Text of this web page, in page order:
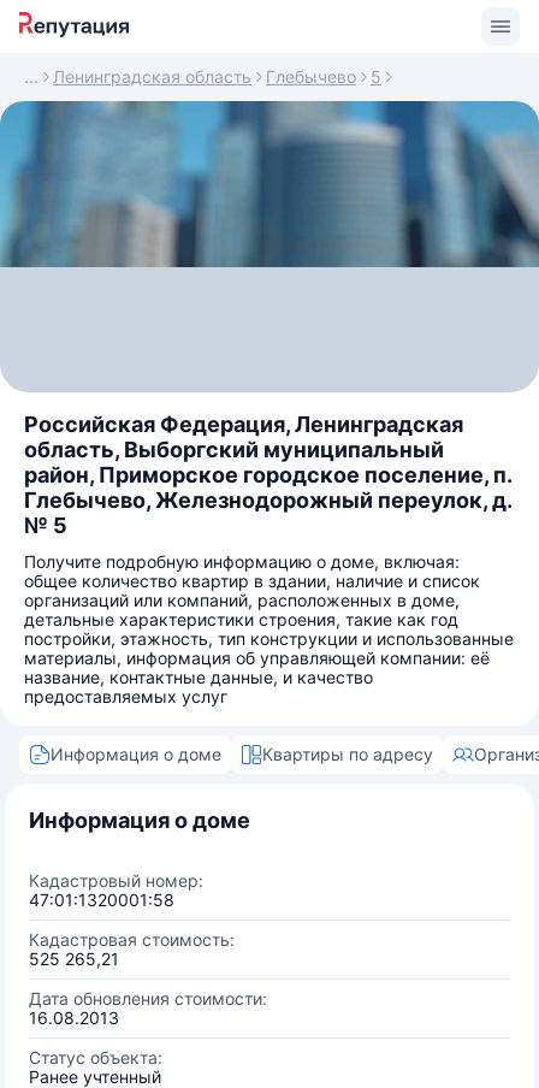
Ленинградская область Глебычево 5
Российская Федерация, Ленинградская
область, Выборгский муниципальный
район, Приморское городское поселение, п.
Глебычево, Железнодорожный переулок, д.
№ 5
Получите подробную информацию о доме, включая:
общее количество квартир в здании, наличие и список
организаций или компаний, расположенных в доме,
детальные характеристики строения, такие как год
постройки, этажность, тип конструкции и использованные
материалы, информация об управляющей компании: её
название, контактные данные, и качество
предоставляемых услуг
Информация о доме Квартиры по адресу
Информация о доме
Кадастровый номер:
47:01:1320001:58
Кадастровая стоимость:
525 265,21
Дата обновления стоимости:
16.08.2013
Статус объекта:
Ранее учтенный